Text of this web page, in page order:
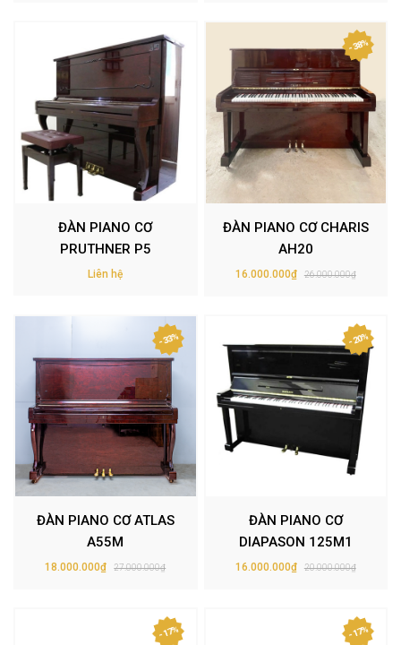
ĐÀN PIANO CƠ
PRUTHNER P5
Liên hệ
- 38%
ĐÀN PIANO CƠ CHARIS
AH20
16.000.000₫ 26.000.000₫
- 33%
ĐÀN PIANO CƠ ATLAS
A55M
18.000.000₫ 27.000.000₫
- 20%
ĐÀN PIANO CƠ
DIAPASON 125M1
16.000.000₫ 20.000.000₫
- 17% - 17%